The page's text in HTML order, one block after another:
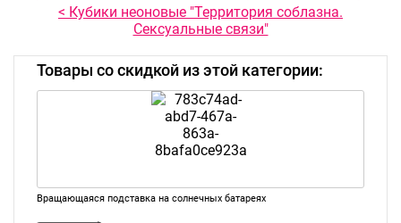
< Кубики неоновые "Территория соблазна.
Сексуальные связи"
Товары со скидкой из этой категории:
Вращающаяся подставка на солнечных батареях